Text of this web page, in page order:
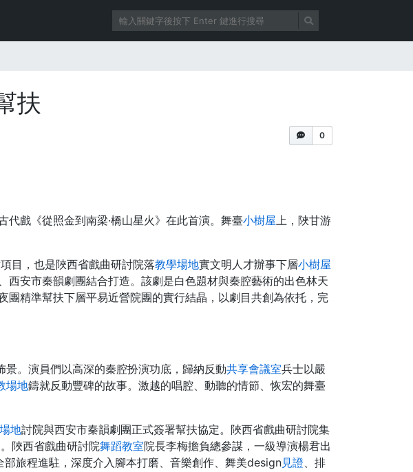
扶
0
戲《從照金到南梁·橋山星火》在此首演。舞臺小樹屋上，陜甘游
目，也是陜西省戲曲研討院落教學場地實文明人才辦事下層小樹屋
安市秦韻劇團結合打造。該劇是白色題材與秦腔藝術的出色林天
團精準幫扶下層平易近營院團的實行結晶，以劇目共創為依托，完
。演員們以高深的秦腔扮演功底，歸納反動共享會議室兵士以嚴
場地鑄就反動豐碑的故事。激越的唱腔、動聽的情節、恢宏的舞臺
地討院與西安市秦韻劇團正式簽署幫扶協定。陜西省戲曲研討院集
陜西省戲曲研討院舞蹈教室院長李梅擔負總參謀，一級導演楊君出
旅程進駐，深度介入腳本打磨、音樂創作、舞美design見證、排